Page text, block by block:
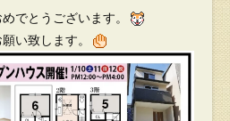
でとうございます。
い致します。